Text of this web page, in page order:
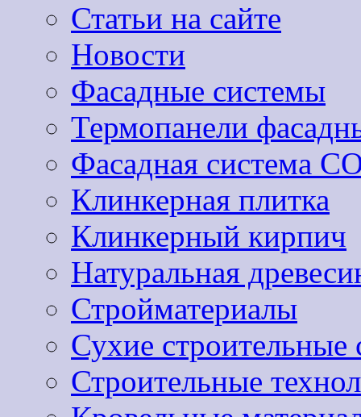
Статьи на сайте
Новости
Фасадные системы
Термопанели
Фасадная система
Клинкерная плитка
Клинкерный кирпич
Натуральная
Стройматериалы
Сухие строительные
Строительные